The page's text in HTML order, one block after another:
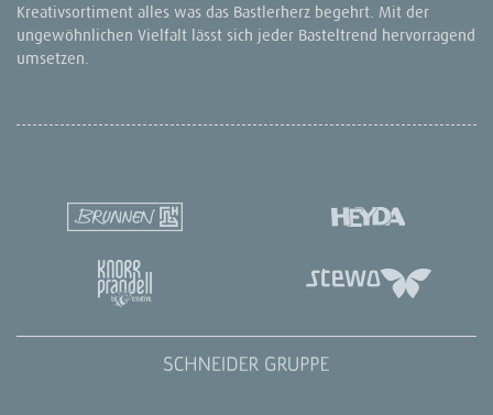
Kreativsortiment alles was das Bastlerherz begehrt. Mit der
ungewöhnlichen Vielfalt lässt sich jeder Basteltrend hervorragend
umsetzen.